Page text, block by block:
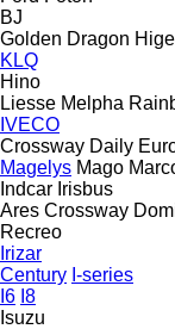
BJ
Golden Dragon
KLQ
Hino
Liesse Melpha
IVECO
Crossway Daily
Magelys Mago
Indcar Irisbus
Ares Crossway
Recreo
Irizar
Century I-series
I6 I8
Isuzu